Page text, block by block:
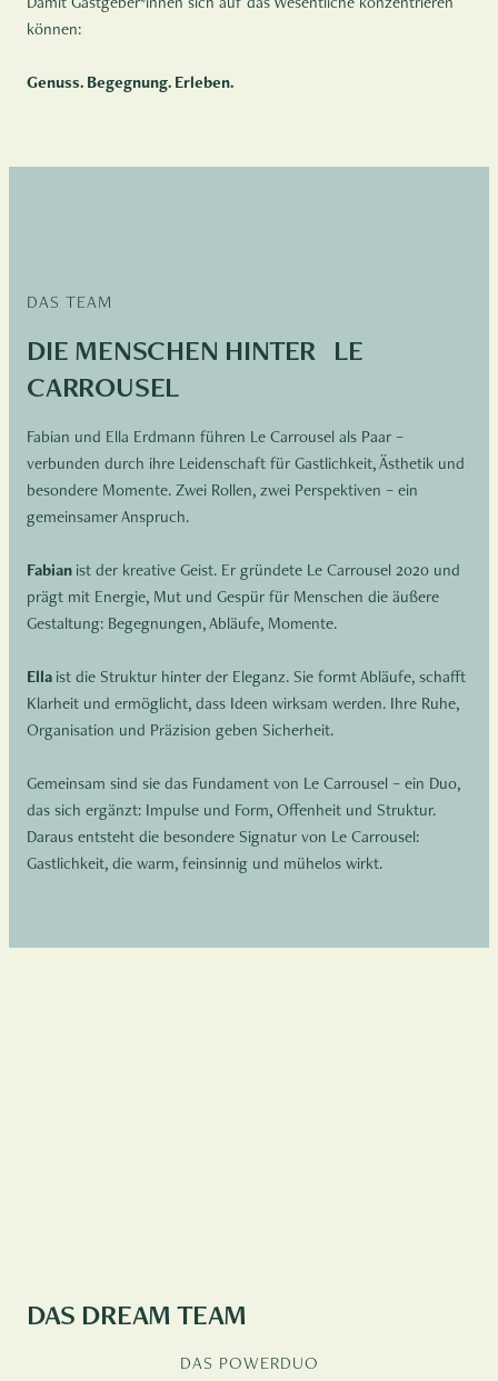
können:
Genuss. Begegnung. Erleben.
DAS TEAM
DIE MENSCHEN HINTER LE
CARROUSEL
Fabian und Ella Erdmann führen Le Carrousel als Paar –
verbunden durch ihre Leidenschaft für Gastlichkeit, Ästhetik und
besondere Momente. Zwei Rollen, zwei Perspektiven – ein
gemeinsamer Anspruch.
Fabian ist der kreative Geist. Er gründete Le Carrousel 2020 und
prägt mit Energie, Mut und Gespür für Menschen die äußere
Gestaltung: Begegnungen, Abläufe, Momente.
Ella ist die Struktur hinter der Eleganz. Sie formt Abläufe, schafft
Klarheit und ermöglicht, dass Ideen wirksam werden. Ihre Ruhe,
Organisation und Präzision geben Sicherheit.
Gemeinsam sind sie das Fundament von Le Carrousel – ein Duo,
das sich ergänzt: Impulse und Form, Offenheit und Struktur.
Daraus entsteht die besondere Signatur von Le Carrousel:
Gastlichkeit, die warm, feinsinnig und mühelos wirkt.
DAS DREAM TEAM
DAS POWERDUO